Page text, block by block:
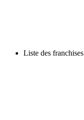
Liste des franchises